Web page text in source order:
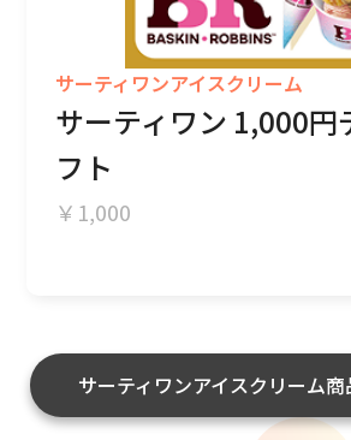
サーティワンアイスクリーム
サーティワン 1,000円
フト
￥1,000
サーティワンアイスクリーム